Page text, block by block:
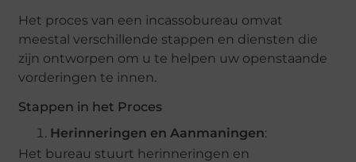
Het proces van een incassobureau omvat
meestal verschillende stappen en diensten die
zijn ontworpen om u te helpen uw openstaande
vorderingen te innen.
Stappen in het Proces
Herinneringen en Aanmaningen:
Het bureau stuurt herinneringen en